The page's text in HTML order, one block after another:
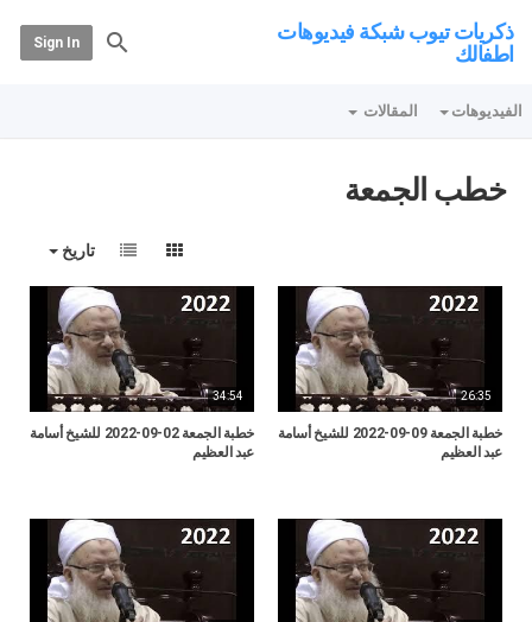
ذكريات تيوب شبكة فيديوهات
اطفالك
Sign In
الفيديوهات المقالات
خطب الجمعة
تاريخ
26:35
خطبة الجمعة 09-09-2022 للشيخ أسامة
عبد العظيم
34:54
خطبة الجمعة 02-09-2022 للشيخ أسامة
عبد العظيم